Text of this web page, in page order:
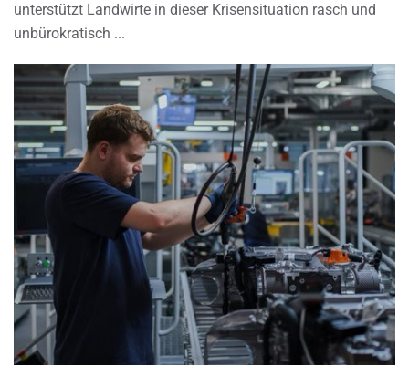
unterstützt Landwirte in dieser Krisensituation rasch und
unbürokratisch